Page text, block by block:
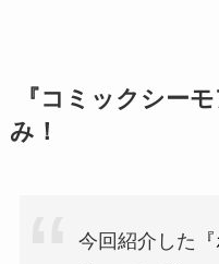
『コミックシー
み！
今回紹介した